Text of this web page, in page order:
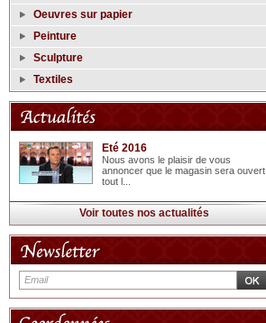
Oeuvres sur papier
Peinture
Sculpture
Textiles
Eté 2016
Nous avons le plaisir de vous
annoncer que le magasin sera ouvert
tout l...
Voir toutes nos actualités